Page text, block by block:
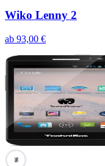
Wiko Lenny 2
ab 93,00 €
96